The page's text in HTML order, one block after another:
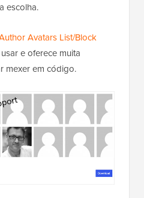
escolha.
Avatars List/Block
e oferece muita
mexer em código.